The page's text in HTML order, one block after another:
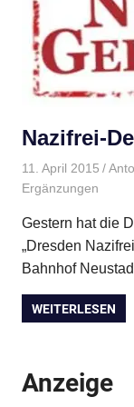
Nazifrei-
11. April 2015
Ergänzungen
Gestern hat die
„Dresden
Bahnhof
WEITERLESEN
Anzeige